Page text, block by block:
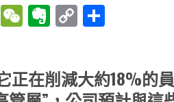
Threads
WeChat
Evernote
Copy
正在削減大約18%的